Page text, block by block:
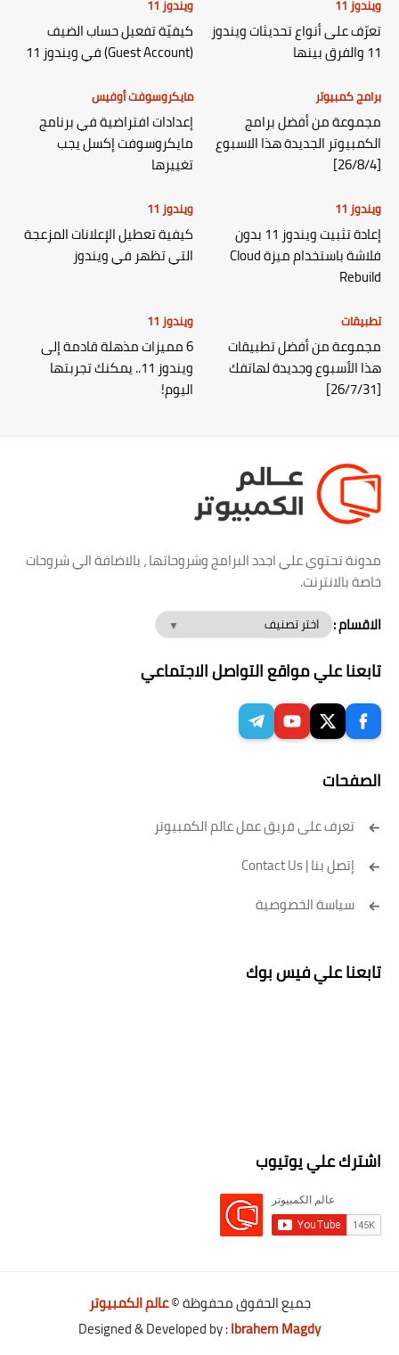
ويندوز 11
تعرّف على أنواع تحديثات ويندوز
11 والفرق بينها
ويندوز 11
كيفيّة تفعيل حساب الضيف
(Guest Account) في ويندوز 11
برامج كمبيوتر
مجموعة من أفضل برامج
الكمبيوتر الجديدة هذا الاسبوع
[26/8/4]
مايكروسوفت أوفيس
إعدادات افتراضية في برنامج
مايكروسوفت إكسل يجب
تغييرها
ويندوز 11
إعادة تثبيت ويندوز 11 بدون
فلاشة باستخدام ميزة Cloud
Rebuild
ويندوز 11
كيفية تعطيل الإعلانات المزعجة
التي تظهر في ويندوز
تطبيقات
مجموعة من أفضل تطبيقات
هذا الأسبوع وجديدة لهاتفك
[26/7/31]
ويندوز 11
6 مميزات مذهلة قادمة إلى
ويندوز 11.. يمكنك تجربتها
اليوم!
مدونة تحتوي علي اجدد البرامج وشروحاتها ، بالاضافة الي شروحات
خاصة بالانترنت.
الاقسام :
تابعنا علي مواقع التواصل الاجتماعي
الصفحات
تعرف على فريق عمل عالم الكمبيوتر
إتصل بنا | Contact Us
سياسة الخصوصية
تابعنا علي فيس بوك
اشترك علي يوتيوب
جميع الحقوق محفوظة ©عالم الكمبيوتر
Designed & Developed by :Ibrahem Magdy